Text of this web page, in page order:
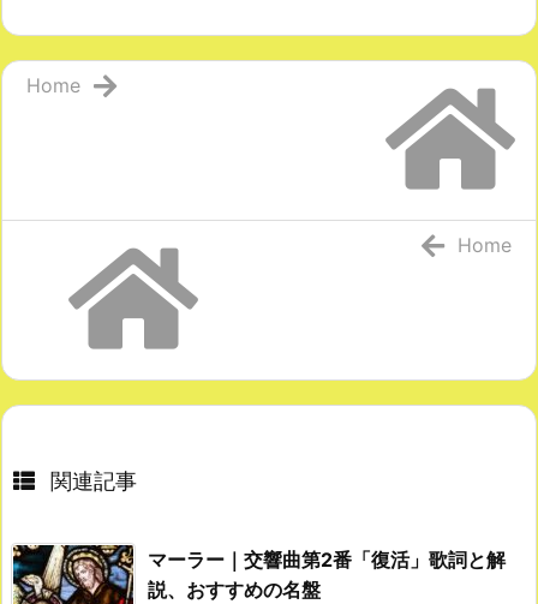
Home
Home
関連記事
マーラー｜交響曲第2番「復活」歌詞と解
説、おすすめの名盤